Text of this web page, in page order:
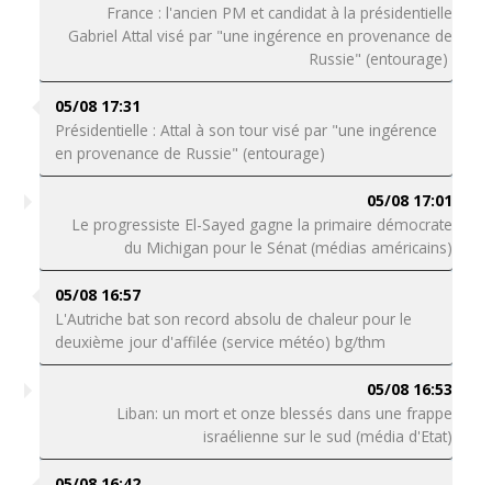
France : l'ancien PM et candidat à la présidentielle
Gabriel Attal visé par "une ingérence en provenance de
Russie" (entourage)
05/08 17:31
Présidentielle : Attal à son tour visé par "une ingérence
en provenance de Russie" (entourage)
05/08 17:01
Le progressiste El-Sayed gagne la primaire démocrate
du Michigan pour le Sénat (médias américains)
05/08 16:57
L'Autriche bat son record absolu de chaleur pour le
deuxième jour d'affilée (service météo) bg/thm
05/08 16:53
Liban: un mort et onze blessés dans une frappe
israélienne sur le sud (média d'Etat)